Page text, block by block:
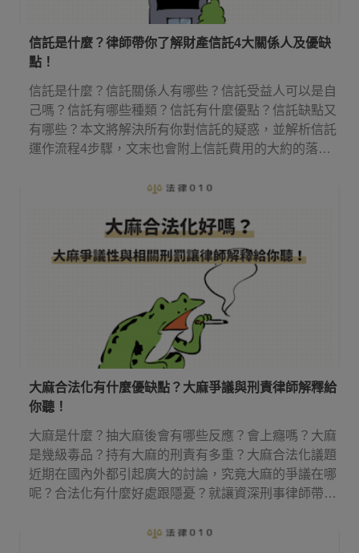
信託是什麼？律師帶你了解財產信託4大關係人及優缺
點！
信託是什麼？信託關係人有哪些？信託受益人可以是自
己嗎？信託有哪些種類？信託有什麼優點？信託缺點又
有哪些？本文將解決所有你對信託的疑惑，並解析信託
運作流程4步驟，文末也會附上信託費用的大約的落
大麻合法化有什麼優缺點？大麻爭議與刑責律師解釋給
你聽！
大麻是什麼？抽大麻後會有哪些反應？會上癮嗎？大麻
是幾級毒品？持有大麻的刑責有多重？大麻合法化議題
近期在國內外都引起廣大的討論，究竟大麻的爭議在哪
呢？合法化有什麼好處跟隱憂？就讓資深刑事律師帶你